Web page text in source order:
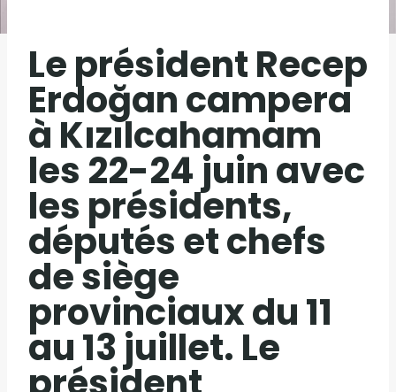
Le président Recep
Erdoğan campera
à Kızılcahamam
les 22-24 juin avec
les présidents,
députés et chefs
de siège
provinciaux du 11
au 13 juillet. Le